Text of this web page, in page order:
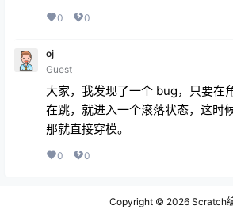
0 0
oj
Guest
大家，我发现了一个 bug，只要在
在跳，就进入一个滚落状态，这时
那就直接穿模。
0 0
Copyright © 2026 Scratch